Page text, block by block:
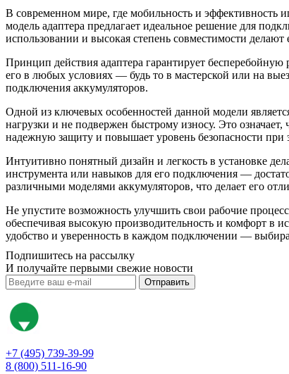
В современном мире, где мобильность и эффективность
модель адаптера предлагает идеальное решение для
использовании и высокая степень совместимости
Принцип действия адаптера гарантирует бесперебойную
его в любых условиях — будь то в мастерской или на
подключения аккумуляторов.
Одной из ключевых особенностей данной модели
нагрузки и не подвержен быстрому износу. Это
надежную защиту и повышает уровень безопасности при
Интуитивно понятный дизайн и легкость в установке
инструмента или навыков для его подключения —
различными моделями аккумуляторов, что делает его
Не упустите возможность улучшить свои рабочие
обеспечивая высокую производительность и комфорт в
удобство и уверенность в каждом подключении —
Подпишитесь на рассылку
И получайте первыми свежие новости
Отправить
+7 (495) 739-39-99
8 (800) 511-16-90